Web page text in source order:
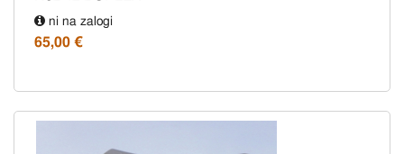
ni na zalogi
65,00 €